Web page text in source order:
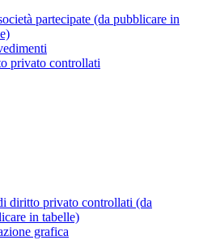
partecipate (da pubblicare in
privato controllati
diritto privato controllati (da
in tabelle)
grafica